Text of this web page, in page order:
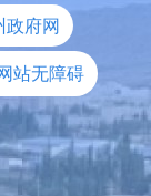
政府网
站无障碍